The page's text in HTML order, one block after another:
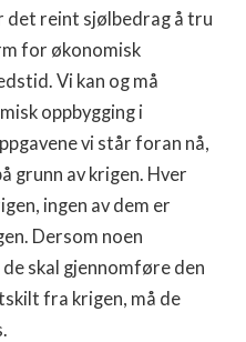
det reint sjølbedrag å tru
for økonomisk
Vi kan og må
oppbygging i
vi står foran nå,
grunn av krigen. Hver
ingen av dem er
Dersom noen
skal gjennomføre den
fra krigen, må de